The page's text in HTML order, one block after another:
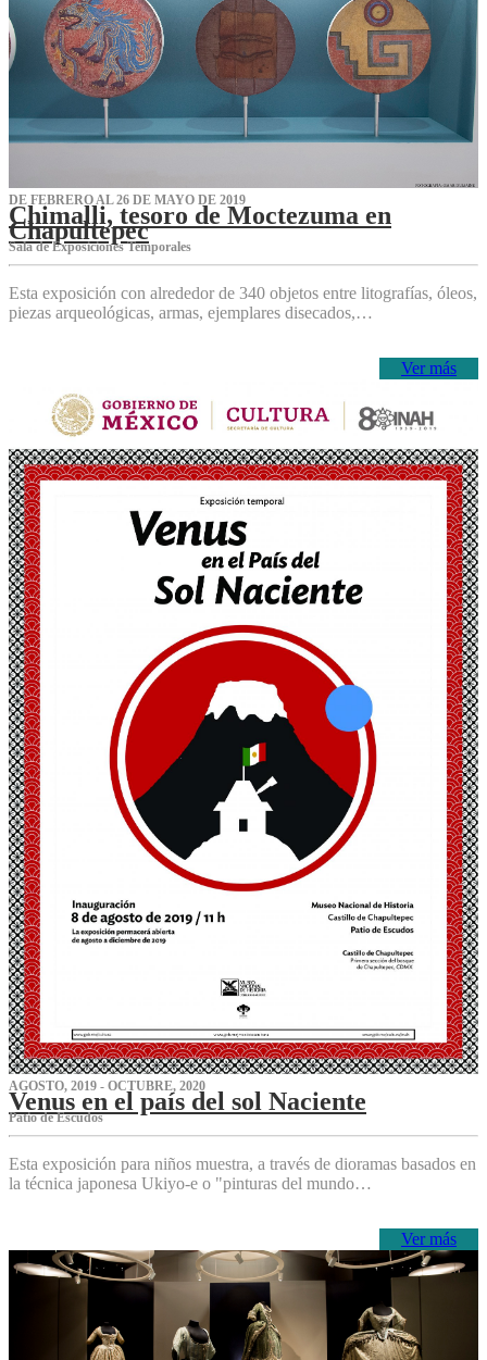
DE FEBRERO AL 26 DE MAYO DE 2019
Chimalli, tesoro de Moctezuma en
Chapultepec
Sala de Exposiciones Temporales
Esta exposición con alrededor de 340 objetos entre litografías, óleos,
piezas arqueológicas, armas, ejemplares disecados,…
Ver más
AGOSTO, 2019 - OCTUBRE, 2020
Venus en el país del sol Naciente
P‌atio de Escudos
Esta exposición para niños muestra, a través de dioramas basados en
la técnica japonesa Ukiyo-e o "pinturas del mundo…
Ver más